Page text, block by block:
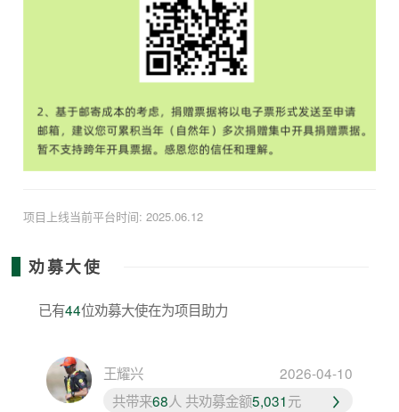
项目上线当前平台时间: 2025.06.12
劝募大使
已有44位劝募大使在为项目助力
王耀兴
2026-04-10
共带来68人 共劝募金额5,031元